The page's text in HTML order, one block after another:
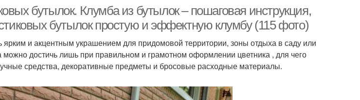
бутылок. Клумба из бутылок – пошаговая инструкция,
бутылок простую и эффектную клумбу (115 фото)
ярким и акцентным украшением для придомовой территории, зоны отдыха в саду или
можно достичь лишь при правильном и грамотном оформлении цветника , для чего
средства, декоративные предметы и бросовые расходные материалы.